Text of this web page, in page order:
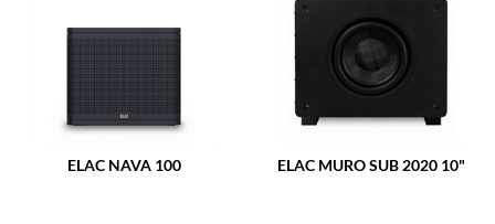
ELAC NAVA 100 ELAC MURO SUB 2020 10"